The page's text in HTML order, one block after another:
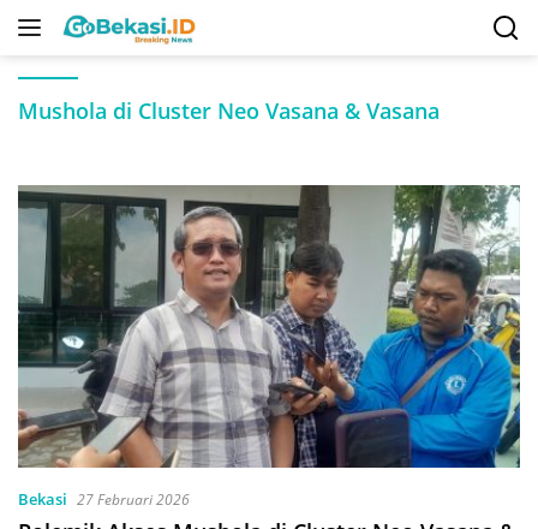
Langsung
Mushola di Cluster Neo Vasana & Vasana
Bekasi 27 Februari 2026